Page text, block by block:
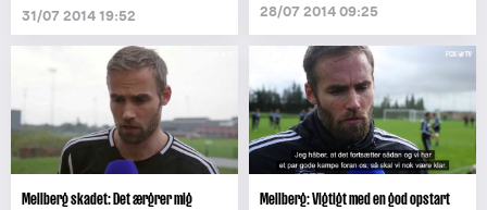
31/07 2014 19:52 28/07 2014 09:25
Mellberg skadet: Det ærgrer mig Mellberg: Vigtigt med en god opstart